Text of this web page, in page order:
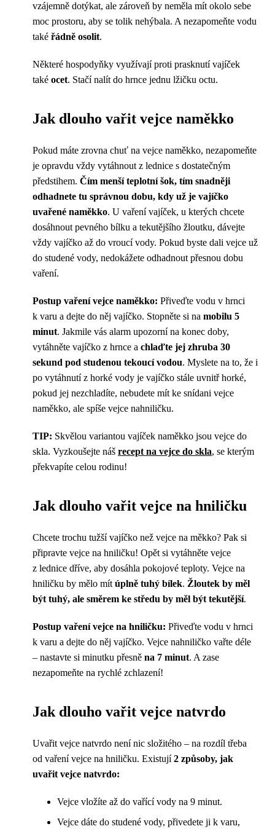
vzájemně dotýkat, ale zároveň by neměla mít okolo sebe
moc prostoru, aby se tolik nehýbala. A nezapomeňte vodu
také řádně osolit.
Některé hospodyňky využívají proti prasknutí vajíček
také ocet. Stačí nalít do hrnce jednu lžičku octu.
Jak dlouho vařit vejce naměkko
Pokud máte zrovna chuť na vejce naměkko, nezapomeňte
je opravdu vždy vytáhnout z lednice s dostatečným
předstihem. Čím menší teplotní šok, tím snadněji
odhadnete tu správnou dobu, kdy už je vajíčko
uvařené naměkko. U vaření vajíček, u kterých chcete
dosáhnout pevného bílku a tekutějšího žloutku, dávejte
vždy vajíčko až do vroucí vody. Pokud byste dali vejce už
do studené vody, nedokážete odhadnout přesnou dobu
vaření.
Postup vaření vejce naměkko: Přiveďte vodu v hrnci
k varu a dejte do něj vajíčko. Stopněte si na mobilu 5
minut. Jakmile vás alarm upozorní na konec doby,
vytáhněte vajíčko z hrnce a chlaďte jej zhruba 30
sekund pod studenou tekoucí vodou. Myslete na to, že i
po vytáhnutí z horké vody je vajíčko stále uvnitř horké,
pokud jej nezchladíte, nebudete mít ke snídani vejce
naměkko, ale spíše vejce nahniličku.
TIP: Skvělou variantou vajíček naměkko jsou vejce do
skla. Vyzkoušejte náš recept na vejce do skla, se kterým
překvapíte celou rodinu!
Jak dlouho vařit vejce na hniličku
Chcete trochu tužší vajíčko než vejce na měkko? Pak si
připravte vejce na hniličku! Opět si vytáhněte vejce
z lednice dříve, aby dosáhla pokojové teploty. Vejce na
hniličku by mělo mítúplně tuhý bílek. Žloutek by měl
být tuhý, ale směrem ke středu by měl být tekutější.
Postup vaření vejce na hniličku: Přiveďte vodu v hrnci
k varu a dejte do něj vajíčko. Vejce nahniličko vařte déle
– nastavte si minutku přesně na 7 minut. A zase
nezapomeňte na rychlé zchlazení!
Jak dlouho vařit vejce natvrdo
Uvařit vejce natvrdo není nic složitého – na rozdíl třeba
od vaření vejce na hniličku. Existují 2 způsoby, jak
uvařit vejce natvrdo:
Vejce vložíte až do vařící vody na 9 minut.
Vejce dáte do studené vody, přivedete ji k varu,